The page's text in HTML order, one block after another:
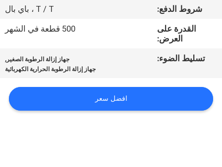
ضبط
الجودة
اتصل
أخبار
شروط الدفع:
T / T ، باي بال
القدرة على
العرض:
500 قطعة في الشهر
تسليط الضوء: جهاز إزالة الرطوبة الصغير ,
جهاز إزالة الرطوبة الحرارية الكهربائية
افضل سعر